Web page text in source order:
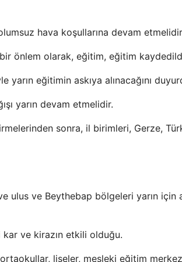
hava koşullarına devam
önlem olarak, eğitim, eğitim
eğitimin askıya alınacağını
yarın devam etmelidir.
sonra, il birimleri, Gerze,
ulus ve Beythebap bölgeleri yarın için
kar ve kirazın etkili olduğu.
liseler, mesleki eğitim